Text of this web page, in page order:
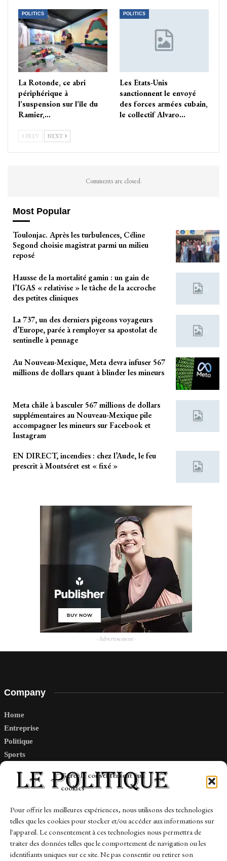
Gérer le consentement aux
cookies
Pour offrir les meilleures expériences, nous utilisons des technologies
telles que les cookies pour stocker et/ou accéder aux informations sur
l'appareil. Le consentement à ces technologies nous permettra de
traiter des données telles que le comportement de navigation ou les
identifiants uniques sur ce site. Ne pas consentir ou retirer son
POLITICS
La Rotonde, ce abri
périphérique à
l’suspension sur l’île du
Ramier,…
POLITICS
Les Etats-Unis
sanctionnent le envoyé
des forces armées cubain,
le collectif Alvaro…
PREV NEXT
Comments are closed.
Most Popular
Toulonjac. Après les turbulences, Céline
Segond choisie magistrat parmi un milieu
reposé
Hausse de la mortalité gamin : un gain de
l’IGAS « relativise » le tâche de la accroche
des petites cliniques
La 737, un des derniers pigeons voyageurs
d’Europe, parée à remployer sa apostolat de
sentinelle à pennage
Au Nouveau-Mexique, Meta devra infuser 567
millions de dollars quant à blinder les mineurs
Meta châle à basculer 567 millions de dollars
supplémentaires au Nouveau-Mexique pile
accompagner les mineurs sur Facebook et
Instagram
EN DIRECT, incendies : chez l’Aude, le feu
prescrit à Montséret est « fixé »
- Advertisement -
Company
Home
Entreprise
Politique
Sports
Links
Contact